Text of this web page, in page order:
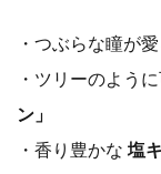
・つぶらな瞳が
・ツリーのよう
ン」
・香り豊かな 塩